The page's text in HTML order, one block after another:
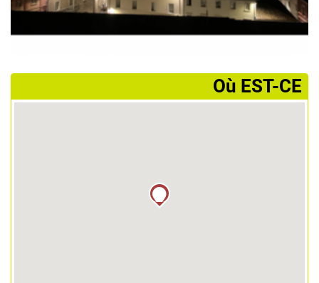
­Où EST-CE